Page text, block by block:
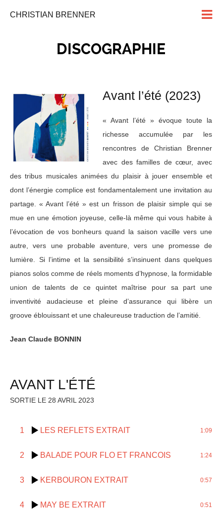
CHRISTIAN BRENNER
DISCOGRAPHIE
Avant l’été (2023)
« Avant l’été » évoque toute la
richesse accumulée par les
rencontres de Christian Brenner
avec des familles de cœur, avec
des tribus musicales animées du plaisir à jouer ensemble et
dont l’énergie complice est fondamentalement une invitation au
partage. « Avant l’été » est un frisson de plaisir simple qui se
mue en une émotion joyeuse, celle-là même qui vous habite à
l’évocation de vos bonheurs quand la saison vacille vers une
autre, vers une probable aventure, vers une promesse de
lumière. Si l’intime et la sensibilité s’insinuent dans quelques
pianos solos comme de réels moments d’hypnose, la formidable
union de talents de ce quintet maîtrise pour sa part une
inventivité audacieuse et pleine d’assurance qui libère un
groove éblouissant et une chaleureuse traduction de l’amitié.
Jean Claude BONNIN
AVANT L'ÉTÉ
SORTIE LE 28 AVRIL 2023
1 LES REFLETS EXTRAIT 1:09
2 BALADE POUR FLO ET FRANCOIS 1:24
3 KERBOURON EXTRAIT 0:57
4 MAY BE EXTRAIT 0:51